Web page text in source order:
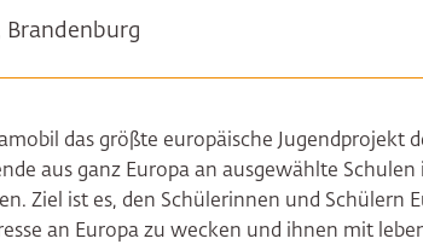
Brandenburg
das größte europäische Jugendprojekt
aus ganz Europa an ausgewählte
Ziel ist es, den Schülerinnen und Schülern
an Europa zu wecken und ihnen mit